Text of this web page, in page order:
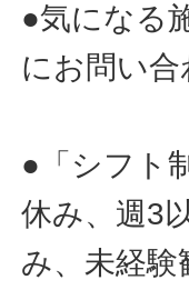
●気になる
にお問い合
●「シフト
休み、週3
み、未経験